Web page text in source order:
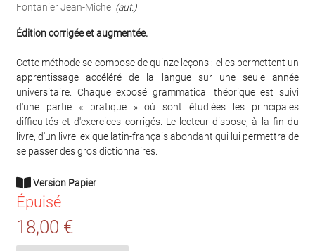
Fontanier Jean-Michel (aut.)
Édition corrigée et augmentée.
Cette méthode se compose de quinze leçons : elles permettent un
apprentissage accéléré de la langue sur une seule année
universitaire. Chaque exposé grammatical théorique est suivi
d'une partie « pratique » où sont étudiées les principales
difficultés et d'exercices corrigés. Le lecteur dispose, à la fin du
livre, d'un livre lexique latin-français abondant qui lui permettra de
se passer des gros dictionnaires.
Version Papier
Épuisé
18,00 €